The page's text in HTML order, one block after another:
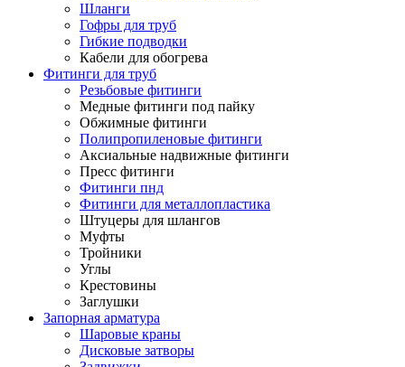
Шланги
Гофры для труб
Гибкие подводки
Кабели для обогрева
Фитинги для труб
Резьбовые фитинги
Медные фитинги под пайку
Обжимные фитинги
Полипропиленовые фитинги
Аксиальные надвижные фитинги
Пресс фитинги
Фитинги пнд
Фитинги для металлопластика
Штуцеры для шлангов
Муфты
Тройники
Углы
Крестовины
Заглушки
Запорная арматура
Шаровые краны
Дисковые затворы